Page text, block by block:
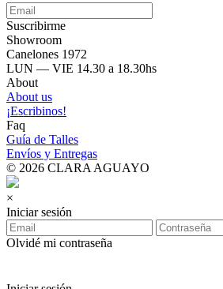
Suscribirme
Showroom
Canelones 1972
LUN — VIE 14.30 a 18.30hs
About
About us
¡Escribinos!
Faq
Guía de Talles
Envíos y Entregas
© 2026 CLARA AGUAYO
×
Iniciar sesión
Olvidé mi contraseña